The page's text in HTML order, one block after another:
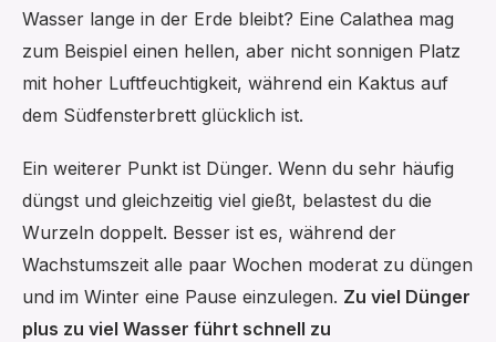
Wasser lange in der Erde bleibt? Eine Calathea mag
zum Beispiel einen hellen, aber nicht sonnigen Platz
mit hoher Luftfeuchtigkeit, während ein Kaktus auf
dem Südfensterbrett glücklich ist.
Ein weiterer Punkt ist Dünger. Wenn du sehr häufig
düngst und gleichzeitig viel gießt, belastest du die
Wurzeln doppelt. Besser ist es, während der
Wachstumszeit alle paar Wochen moderat zu düngen
und im Winter eine Pause einzulegen. Zu viel Dünger
plus zu viel Wasser führt schnell zu